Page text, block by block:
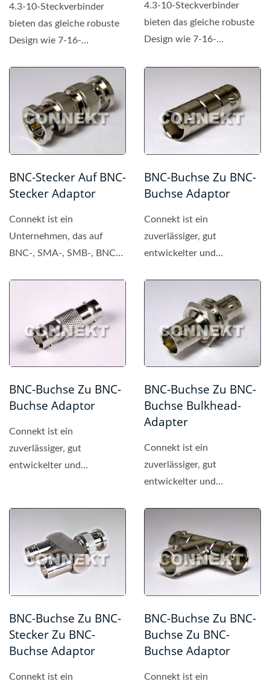
4.3-10-Steckverbinder
bieten das gleiche robuste
Design wie 7-16-
4.3-10-Steckverbinder
bieten das gleiche robuste
Design wie 7-16-
BNC-Stecker Auf BNC-
Stecker Adaptor
Connekt ist ein
Unternehmen, das auf
BNC-, SMA-, SMB-, BNC-,
BNC-Buchse Zu BNC-
Buchse Adaptor
Connekt ist ein
zuverlässiger, gut
entwickelter und
Steckverbindern....
BNC-Buchse Zu BNC-
Buchse Adaptor
Connekt ist ein
zuverlässiger, gut
entwickelter und
BNC-Buchse Zu BNC-
Buchse Bulkhead-
Adapter
Connekt ist ein
zuverlässiger, gut
entwickelter und
Steckverbindern....
BNC-Buchse Zu BNC-
Stecker Zu BNC-
Buchse Adaptor
Connekt ist ein
BNC-Buchse Zu BNC-
Buchse Zu BNC-
Buchse Adaptor
Connekt ist ein